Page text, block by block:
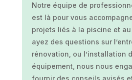
Notre équipe de
est là pour vous
projets liés à la piscine et
ayez des questions sur
rénovation, ou l’installation
équipement, nous nous
fournir des conseils avisés